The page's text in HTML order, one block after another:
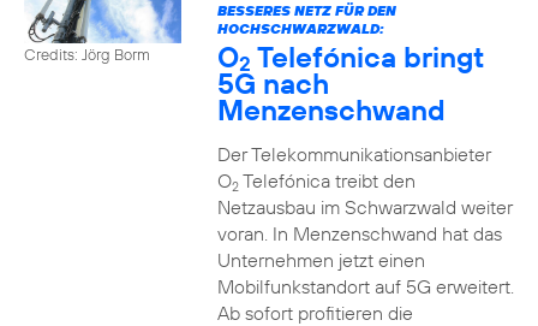
Credits: Jörg Borm
BESSERES NETZ FÜR DEN
HOCHSCHWARZWALD:
O2 Telefónica bringt
5G nach
Menzenschwand
Der Telekommunikationsanbieter
O2Telefónica treibt den
Netzausbau im Schwarzwald weiter
voran. In Menzenschwand hat das
Unternehmen jetzt einen
Mobilfunkstandort auf 5G erweitert.
Ab sofort profitieren die